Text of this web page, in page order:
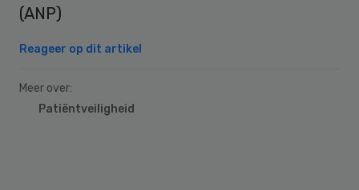
(ANP)
Reageer op dit artikel
Meer over:
Patiëntveiligheid